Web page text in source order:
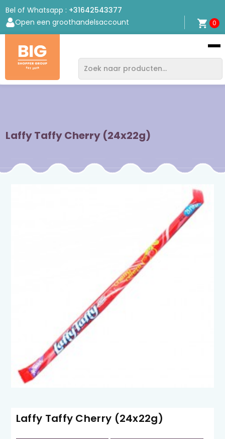
Bel of Whatsapp : +31642543377
Open een groothandelsaccount
0
Bigshopper
Group
Laffy Taffy Cherry (24x22g)
Laffy Taffy Cherry (24x22g)